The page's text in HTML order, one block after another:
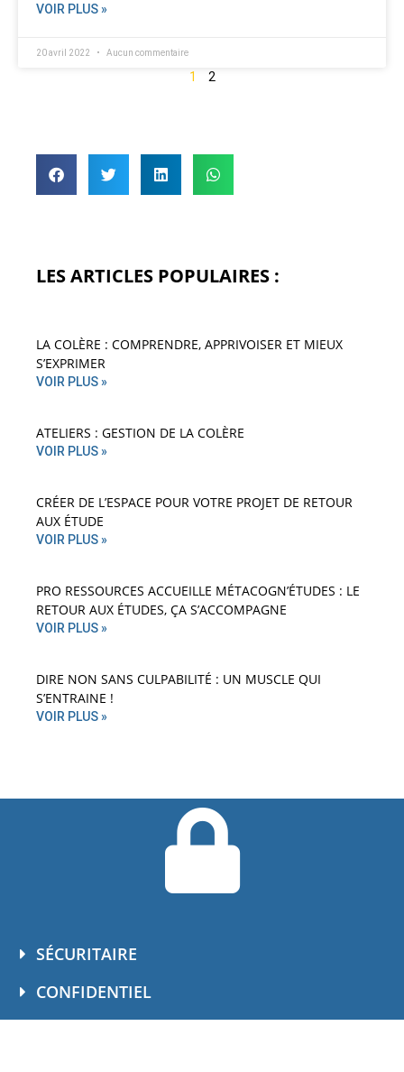
VOIR PLUS »
20 avril 2022 Aucun commentaire
1 2
LES ARTICLES POPULAIRES :
LA COLÈRE : COMPRENDRE, APPRIVOISER ET MIEUX
S’EXPRIMER
VOIR PLUS »
ATELIERS : GESTION DE LA COLÈRE
VOIR PLUS »
CRÉER DE L’ESPACE POUR VOTRE PROJET DE RETOUR
AUX ÉTUDE
VOIR PLUS »
PRO RESSOURCES ACCUEILLE MÉTACOGN’ÉTUDES : LE
RETOUR AUX ÉTUDES, ÇA S’ACCOMPAGNE
VOIR PLUS »
DIRE NON SANS CULPABILITÉ : UN MUSCLE QUI
S’ENTRAINE !
VOIR PLUS »
SÉCURITAIRE
CONFIDENTIEL